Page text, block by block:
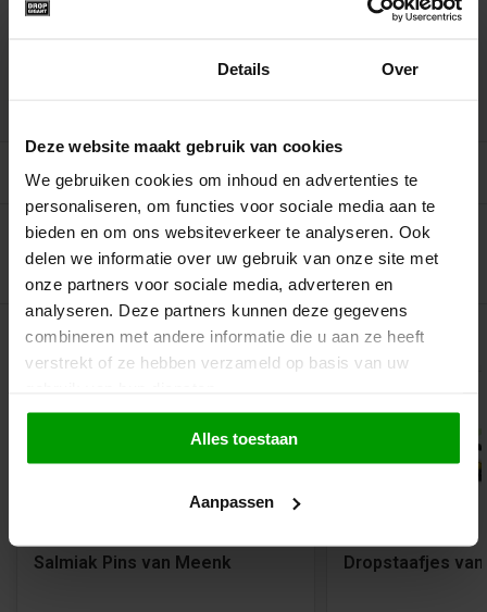
Details Over
Deze website maakt gebruik van cookies
We gebruiken cookies om inhoud en advertenties te
personaliseren, om functies voor sociale media aan te
bieden en om ons websiteverkeer te analyseren. Ook
delen we informatie over uw gebruik van onze site met
onze partners voor sociale media, adverteren en
analyseren. Deze partners kunnen deze gegevens
combineren met andere informatie die u aan ze heeft
verstrekt of ze hebben verzameld op basis van uw
Alles toestaan
Aanpassen
Recent bekeken
Gerelateerde producten
Salmiak Pins van Meenk Dropstaafjes van